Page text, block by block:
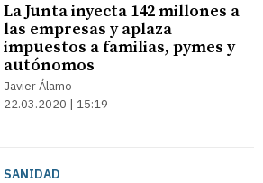
La Junta inyecta 142 millones a
las empresas y aplaza
impuestos a familias, pymes y
autónomos
Javier Álamo
22.03.2020 | 15:19
SANIDAD